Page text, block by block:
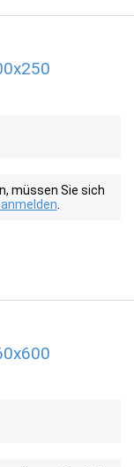
müssen Sie sich